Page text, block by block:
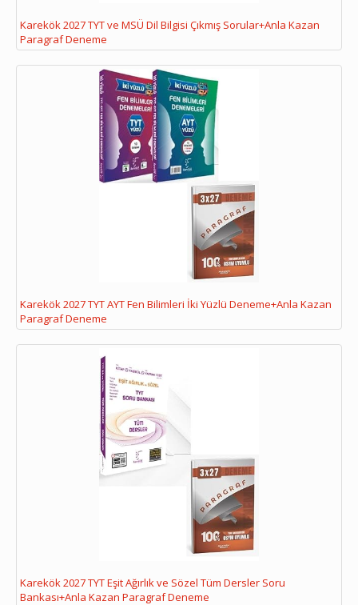
Karekök 2027 TYT ve MSÜ Dil Bilgisi Çıkmış Sorular+Anla Kazan
Paragraf Deneme
Karekök 2027 TYT AYT Fen Bilimleri İki Yüzlü Deneme+Anla Kazan
Paragraf Deneme
Karekök 2027 TYT Eşit Ağırlık ve Sözel Tüm Dersler Soru
Bankası+Anla Kazan Paragraf Deneme